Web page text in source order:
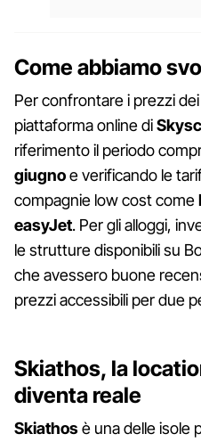
Come abbiamo
Per confrontare i prezzi
piattaforma online di
riferimento il periodo
giugnoe verificando le
compagnie low cost come
easyJet. Per gli alloggi,
le strutture disponibili su
che avessero buone
prezzi accessibili per due
Skiathos, la
diventa reale
Skiathosè una delle isole